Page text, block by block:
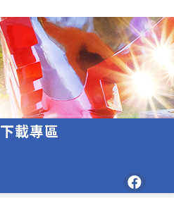
下載專區